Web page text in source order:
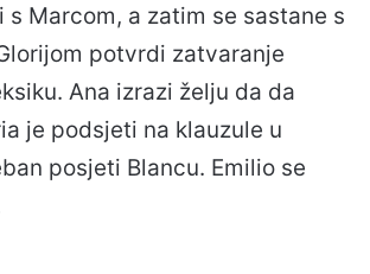
s Marcom, a zatim se sastane s
potvrdi zatvaranje
Ana izrazi želju da da
je podsjeti na klauzule u
posjeti Blancu. Emilio se